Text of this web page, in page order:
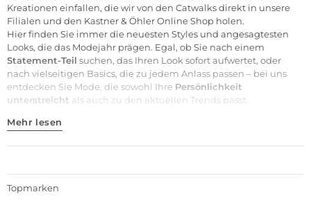
Kreationen einfallen, die wir von den Catwalks direkt in unsere
Filialen und den Kastner & Öhler Online Shop holen.
Hier finden Sie immer die neuesten Styles und angesagtesten
Looks, die das Modejahr prägen. Egal, ob Sie nach einem
Statement-Teil suchen, das Ihren Look sofort aufwertet, oder
nach vielseitigen Basics, die zu jedem Anlass passen – bei uns
entdecken Sie Mode, die sowohl Ihre Persönlichkeit
unterstreicht als auch zu den aktuellen Trends passt.
Mehr lesen
Topmarken